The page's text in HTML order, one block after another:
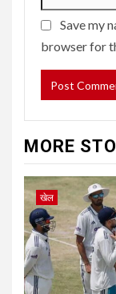
Save my
browser for
MORE
खेल